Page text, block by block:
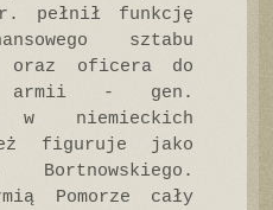
r. pełnił funkcję
sztabu
oraz oficera do
armii - gen.
w niemieckich
figuruje jako
Pomorze cały